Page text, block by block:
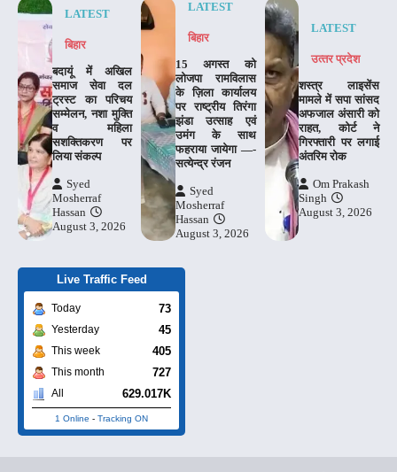
LATEST
बिहार
बदायूं में अखिल
समाज सेवा दल
ट्रस्ट का परिचय
सम्मेलन, नशा मुक्ति
व महिला
सशक्तिकरण पर
लिया संकल्प
Syed
Mosherraf
Hassan
August 3, 2026
LATEST
बिहार
15 अगस्त को
लोजपा रामविलास
के ज़िला कार्यालय
पर राष्ट्रीय तिरंगा
झंडा उत्साह एवं
उमंग के साथ
फहराया जायेगा —-
सत्येन्द्र रंजन
Syed
Mosherraf
Hassan
August 3, 2026
LATEST
उत्‍तर प्रदेश
शस्त्र लाइसेंस
मामले में सपा सांसद
अफजाल अंसारी को
राहत, कोर्ट ने
गिरफ्तारी पर लगाई
अंतरिम रोक
Om Prakash
Singh
August 3, 2026
Live Traffic Feed
Today 73
Yesterday 45
This week 405
This month 727
All 629.017K
1 Online - Tracking ON